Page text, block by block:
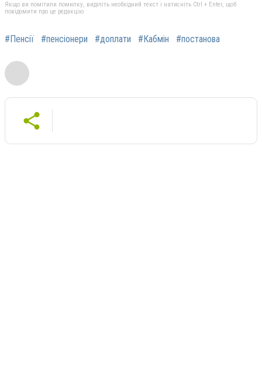
Якщо ви помітили помилку, виділіть необхідний текст і натисніть Ctrl + Enter, щоб
повідомити про це редакцію
#Пенсії #пенсіонери #доплати #Кабмін #постанова